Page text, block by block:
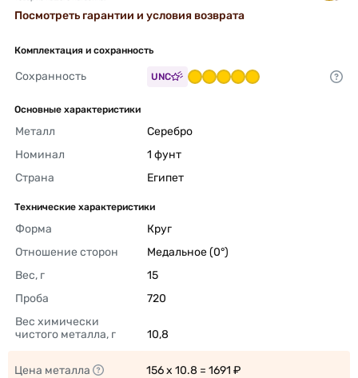
Посмотреть гарантии и условия возврата
Комплектация и сохранность
Сохранность UNC
Основные характеристики
Металл
Серебро
Номинал
1 фунт
Страна
Египет
Технические характеристики
Форма
Круг
Отношение сторон
Медальное (0°)
Вес, г
15
Проба
720
Вес химически
чистого металла, г
10,8
Цена металла 156 x 10.8 = 1691 ₽